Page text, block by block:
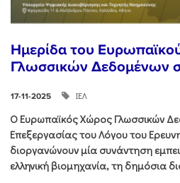
Ημερίδα του
Γλωσσικών Δεδομένων
17-11-2025 ΙΕΛ
Ο Ευρωπαϊκός Χώρος Γλωσσικών
Επεξεργασίας του Λόγου του
διοργανώνουν μία συνάντηση
ελληνική βιομηχανία, τη δημόσια